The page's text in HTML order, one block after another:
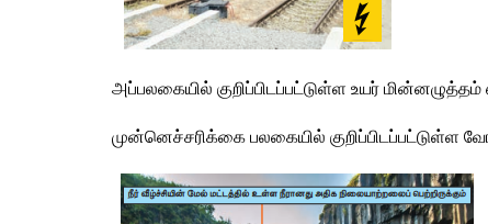
அப்பலகையில் குறிப்பிடப்பட்டுள்ள உயர் மின்னழுத்தம்
முன்னெச்சரிக்கை பலகையில் குறிப்பிடப்பட்டுள்ள